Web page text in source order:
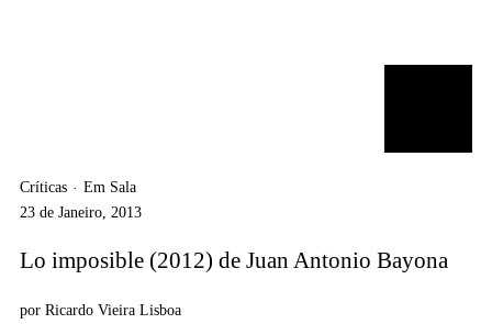
Críticas · Em Sala
23 de Janeiro, 2013
Lo imposible (2012) de Juan Antonio Bayona
por Ricardo Vieira Lisboa